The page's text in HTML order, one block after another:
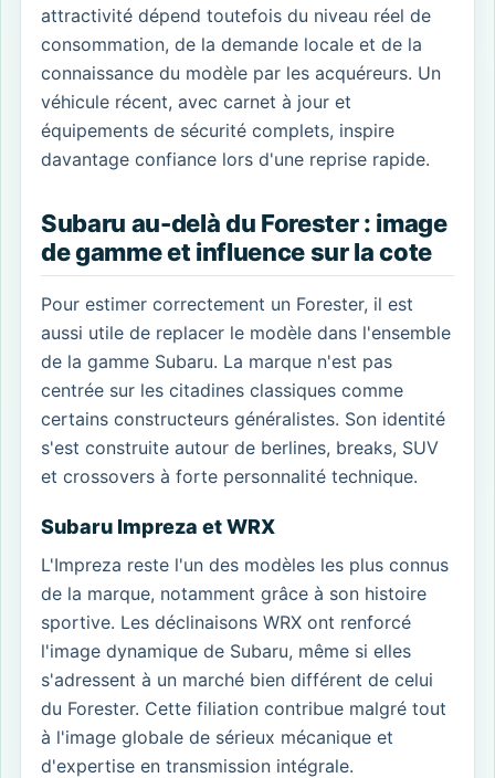
attractivité dépend toutefois du niveau réel de
consommation, de la demande locale et de la
connaissance du modèle par les acquéreurs. Un
véhicule récent, avec carnet à jour et
équipements de sécurité complets, inspire
davantage confiance lors d'une reprise rapide.
Subaru au-delà du Forester : image
de gamme et influence sur la cote
Pour estimer correctement un Forester, il est
aussi utile de replacer le modèle dans l'ensemble
de la gamme Subaru. La marque n'est pas
centrée sur les citadines classiques comme
certains constructeurs généralistes. Son identité
s'est construite autour de berlines, breaks, SUV
et crossovers à forte personnalité technique.
Subaru Impreza et WRX
L'Impreza reste l'un des modèles les plus connus
de la marque, notamment grâce à son histoire
sportive. Les déclinaisons WRX ont renforcé
l'image dynamique de Subaru, même si elles
s'adressent à un marché bien différent de celui
du Forester. Cette filiation contribue malgré tout
à l'image globale de sérieux mécanique et
d'expertise en transmission intégrale.